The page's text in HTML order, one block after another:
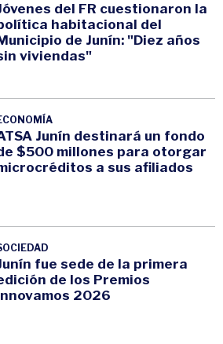
del FR cuestionaron la
habitacional del
de Junín: "Diez años
viviendas"
Junín destinará un fondo
$500 millones para otorgar
a sus afiliados
fue sede de la primera
de los Premios
2026